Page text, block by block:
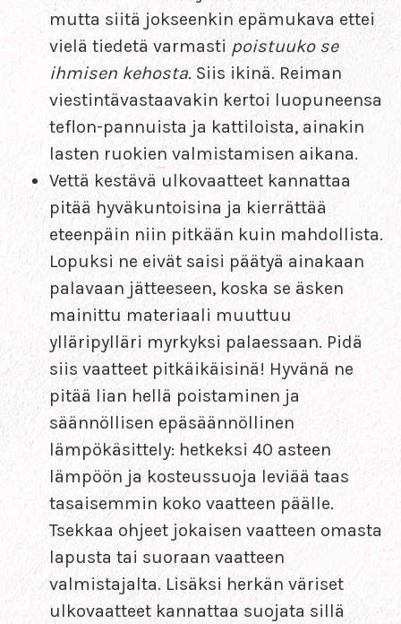
mutta siitä jokseenkin epämukava ettei
vielä tiedetä varmasti poistuuko se
ihmisen kehosta. Siis ikinä. Reiman
viestintävastaavakin kertoi luopuneensa
teflon-pannuista ja kattiloista, ainakin
lasten ruokien valmistamisen aikana.
Vettä kestävä ulkovaatteet kannattaa
pitää hyväkuntoisina ja kierrättää
eteenpäin niin pitkään kuin mahdollista.
Lopuksi ne eivät saisi päätyä ainakaan
palavaan jätteeseen, koska se äsken
mainittu materiaali muuttuu
ylläripylläri myrkyksi palaessaan. Pidä
siis vaatteet pitkäikäisinä! Hyvänä ne
pitää lian hellä poistaminen ja
säännöllisen epäsäännöllinen
lämpökäsittely: hetkeksi 40 asteen
lämpöön ja kosteussuoja leviää taas
tasaisemmin koko vaatteen päälle.
Tsekkaa ohjeet jokaisen vaatteen omasta
lapusta tai suoraan vaatteen
valmistajalta. Lisäksi herkän väriset
ulkovaatteet kannattaa suojata sillä